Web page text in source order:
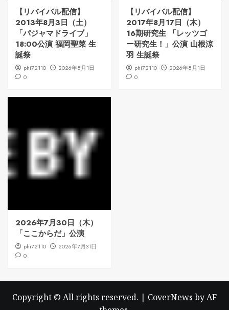
【リバイバル配信】
2013年8月3日（土）
「パジャマドライブ」
18:00公演 福岡聖菜 生
誕祭
phi72110
2026年8月1日
0
【リバイバル配信】
2017年8月17日（木）
16期研究生 「レッツゴ
ー研究生！」公演 山根涼
羽 生誕祭
phi72110
2026年8月1日
0
2026年7月30日（木）
「ここからだ」公演
phi72110
2026年7月31日
0
Copyright © All rights reserved. | CoverNews by AF